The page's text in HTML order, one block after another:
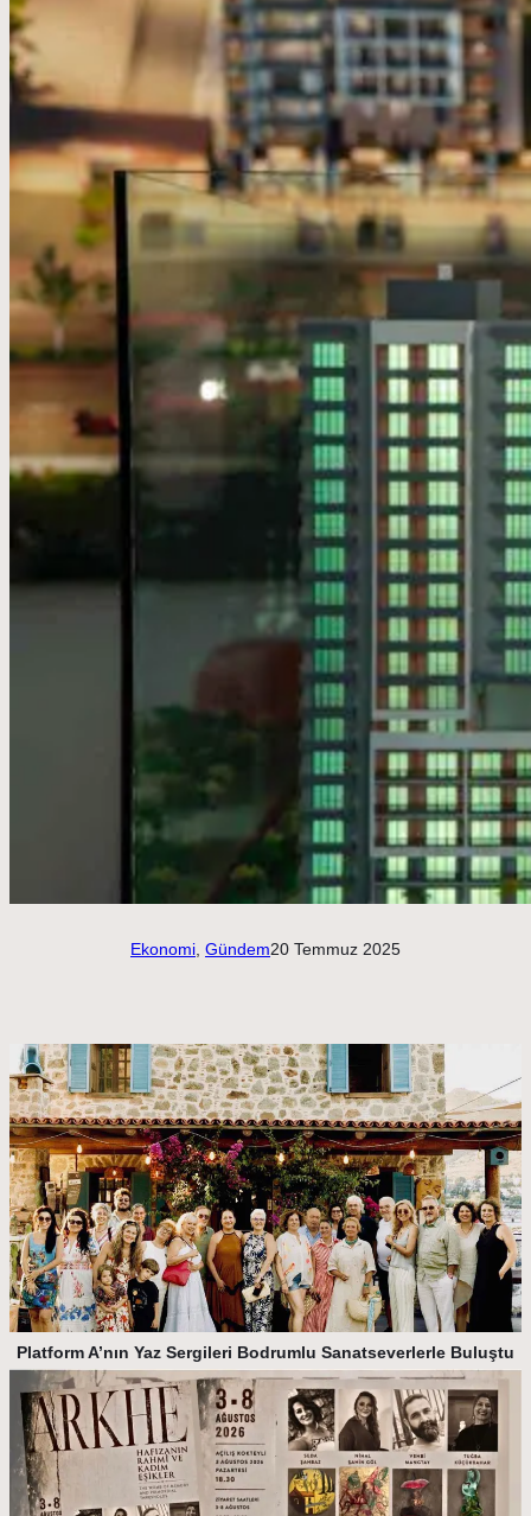
Ekonomi Gündem20 Temmuz 2025
Platform A’nın Yaz Sergileri Bodrumlu Sanatseverlerle Buluştu